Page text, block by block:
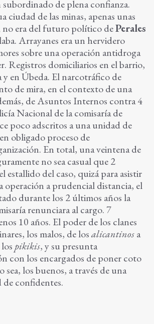
de plena confianza.
ciudad de las minas, apenas unas
no era del futuro político dePerales
Arrayanes era un hervidero
sobre una operación antidroga
Registros domiciliarios en el barrio,
y en Úbeda. El narcotráfico de
de mira, en el contexto de una
de Asuntos Internos contra 4
Nacional de la comisaría de
poco adscritos a una unidad de
obligado proceso de
En total, una veintena de
no sea casual que 2
estallido del caso, quizá para asistir
operación a prudencial distancia, el
durante los 2 últimos años la
renunciara al cargo. 7
10 años. El poder de los clanes
los malos, de losalicantinosa
pikikis, y su presunta
con los encargados de poner coto
sea, los buenos, a través de una
confidentes.